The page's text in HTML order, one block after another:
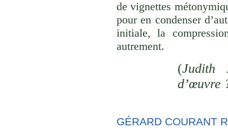
de vignettes
pour en condenser
initiale, la
autrement.
(Judith
d’œuvre
GÉRARD COURANT